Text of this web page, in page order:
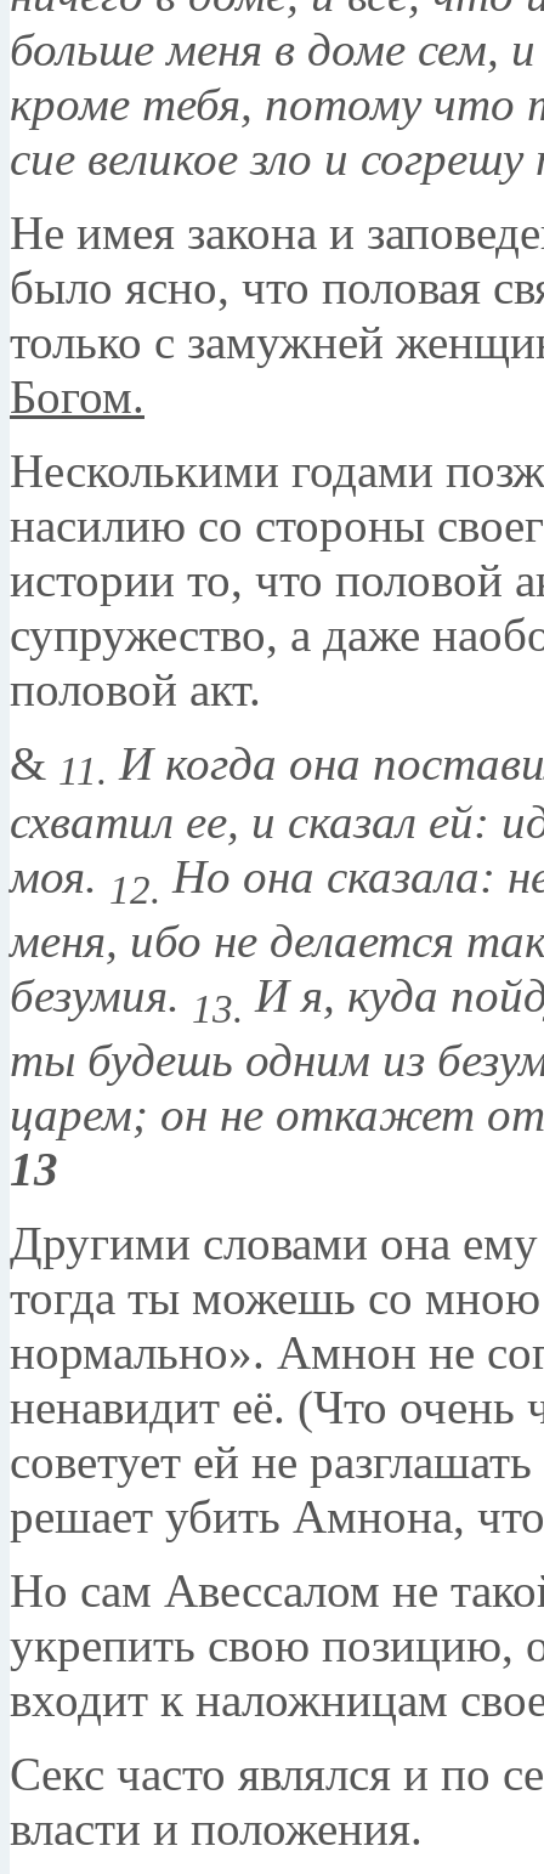
больше меня в доме сем,
кроме тебя, потому что
сие великое зло и
Не имея закона и
было ясно, что половая
только с замужней
Богом.
Несколькими годами
насилию со стороны
истории то, что половой
супружество, а даже
половой акт.
& 11. И когда она
схватил ее, и сказал ей:
моя. 12. Но она сказала:
меня, ибо не делается
безумия. 13. И я, куда
ты будешь одним из
царем; он не откажет
13
Другими словами она
тогда ты можешь со мною
нормально». Амнон не
ненавидит её. (Что очень
советует ей не
решает убить Амнона,
Но сам Авессалом не
укрепить свою позицию,
входит к наложницам
Секс часто являлся и по
власти и положения.